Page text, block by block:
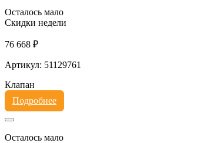
Осталось мало
Скидки недели
76 668 ₽
Артикул: 51129761
Клапан
Подробнее
Осталось мало